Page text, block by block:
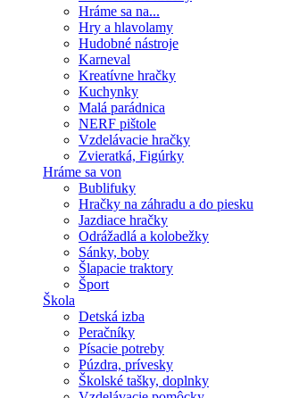
Hráme sa na...
Hry a hlavolamy
Hudobné nástroje
Karneval
Kreatívne hračky
Kuchynky
Malá parádnica
NERF pištole
Vzdelávacie hračky
Zvieratká, Figúrky
Hráme sa von
Bublifuky
Hračky na záhradu a do piesku
Jazdiace hračky
Odrážadlá a kolobežky
Sánky, boby
Šlapacie traktory
Šport
Škola
Detská izba
Peračníky
Písacie potreby
Púzdra, prívesky
Školské tašky, doplnky